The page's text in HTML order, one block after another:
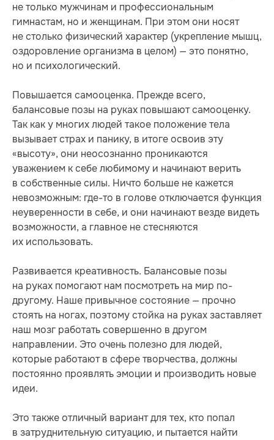
не только мужчинам и профессиональным
гимнастам, но и женщинам. При этом они носят
не столько физический характер (укрепление мышц,
оздоровление организма в целом) — это понятно,
но и психологический.
Повышается самооценка. Прежде всего,
балансовые позы на руках повышают самооценку.
Так как у многих людей такое положение тела
вызывает страх и панику, в итоге освоив эту
«высоту», они неосознанно проникаются
уважением к себе любимому и начинают верить
в собственные силы. Ничто больше не кажется
невозможным: где-то в голове отключается функция
неуверенности в себе, и они начинают везде видеть
возможности, а главное не стесняются
их использовать.
Развивается креативность. Балансовые позы
на руках помогают нам посмотреть на мир по-
другому. Наше привычное состояние — прочно
стоять на ногах, поэтому стойка на руках заставляет
наш мозг работать совершенно в другом
направлении. Это очень полезно для людей,
которые работают в сфере творчества, должны
постоянно проявлять эмоции и производить новые
идеи.
Это также отличный вариант для тех, кто попал
в затруднительную ситуацию, и пытается найти